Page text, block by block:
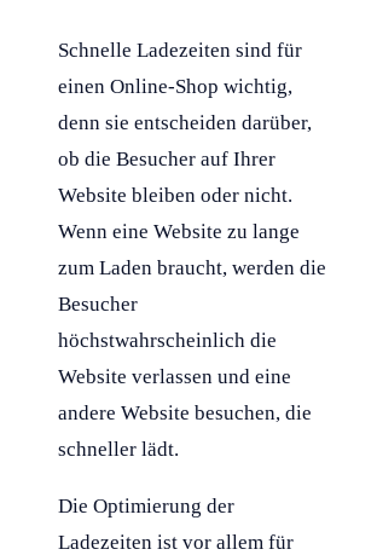
Schnelle Ladezeiten sind für
einen Online-Shop wichtig,
denn sie entscheiden darüber,
ob die Besucher auf Ihrer
Website bleiben oder nicht.
Wenn eine Website zu lange
zum Laden braucht, werden die
Besucher
höchstwahrscheinlich die
Website verlassen und eine
andere Website besuchen, die
schneller lädt.
Die Optimierung der
Ladezeiten ist vor allem für